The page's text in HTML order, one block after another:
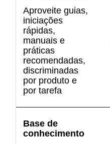
Aproveite guias,
iniciações
rápidas,
manuais e
práticas
recomendadas,
discriminadas
por produto e
por tarefa
Base de
conhecimento